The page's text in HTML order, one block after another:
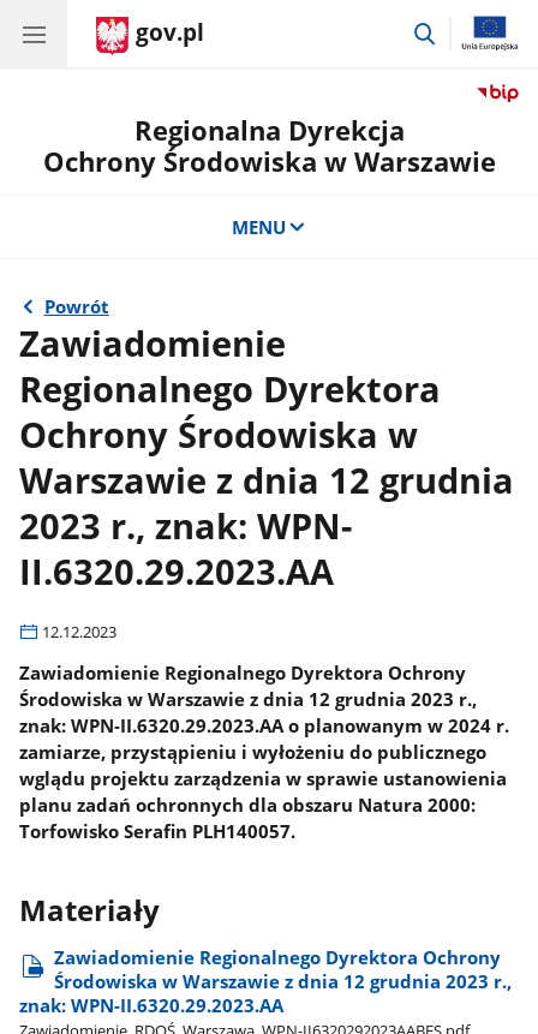
gov.pl
przejdź
Regionalna Dyrekcja
Ochrony Środowiska w Warszawie
MENU
Powrót
Zawiadomienie
Regionalnego Dyrektora
Ochrony Środowiska w
Warszawie z dnia 12 grudnia
2023 r., znak: WPN-
II.6320.29.2023.AA
12.12.2023
Zawiadomienie Regionalnego Dyrektora Ochrony
Środowiska w Warszawie z dnia 12 grudnia 2023 r.,
znak: WPN-II.6320.29.2023.AA o planowanym w 2024 r.
zamiarze, przystąpieniu i wyłożeniu do publicznego
wglądu projektu zarządzenia w sprawie ustanowienia
planu zadań ochronnych dla obszaru Natura 2000:
Torfowisko Serafin PLH140057.
Materiały
Zawiadomienie Regionalnego Dyrektora Ochrony
Środowiska w Warszawie z dnia 12 grudnia 2023 r.,
znak: WPN-II.6320.29.2023.AA